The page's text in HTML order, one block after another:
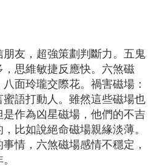
友，超強策劃判斷力。五鬼
思維敏捷反應快。六煞磁
面玲瓏交際花。禍害磁場：
語打動人。雖然這些磁場也
作為凶星磁場，他們的不吉
比如說絕命磁場親緣淡薄。
情，六煞磁場感情不穩定，